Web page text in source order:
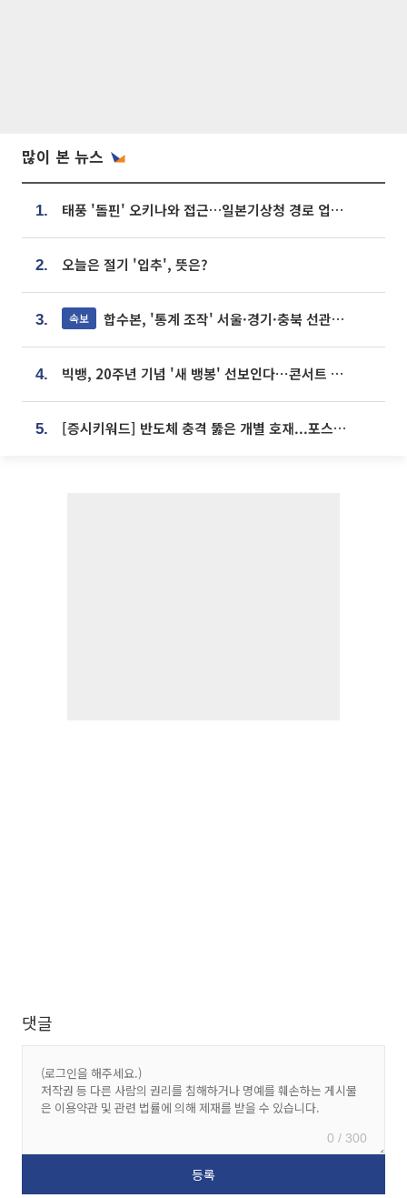
많이 본 뉴스
1. 태풍 '돌핀' 오키나와 접근…일본기상청 경로 업데이트
2. 오늘은 절기 '입추', 뜻은?
3. 속보 합수본, '통계 조작' 서울·경기·충북 선관위 등 추가 압수수색
4. 빅뱅, 20주년 기념 '새 뱅봉' 선보인다⋯콘서트 앞두고 팝업 개최
5. [증시키워드] 반도체 충격 뚫은 개별 호재...포스코퓨처엠·에코프로·한화솔루션 '눈길'
댓글
0 / 300